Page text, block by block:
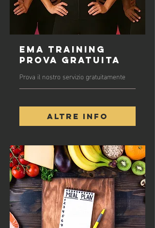
Ema training
prova gratuita
Prova il nostro servizio gratuitamente
Altre info